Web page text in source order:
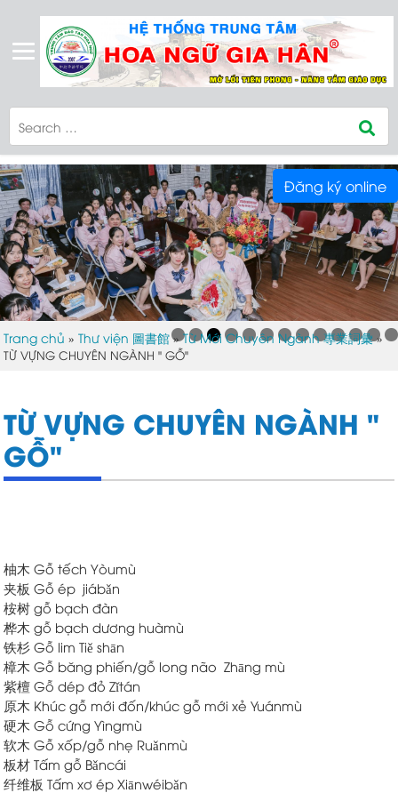
Trang chủ »Thư viện 圖書館»Từ Mới Chuyên Ngành 專業詞彙»
TỪ VỰNG CHUYÊN NGÀNH " GỖ"
TỪ VỰNG CHUYÊN NGÀNH "
GỖ"
柚木 Gỗ tếch Yòumù
夹板 Gỗ ép jiábǎn
桉树 gỗ bạch đàn
桦木 gỗ bạch dương huàmù
铁杉 Gỗ lim Tiě shān
樟木 Gỗ băng phiến/gỗ long não Zhāng mù
紫檀 Gỗ dép đỏ Zǐtán
原木 Khúc gỗ mới đốn/khúc gỗ mới xẻYuánmù
硬木 Gỗ cứngYìngmù
软木 Gỗ xốp/gỗ nhẹ Ruǎnmù
板材 Tấm gỗ Bǎncái
纤维板 Tấm xơ épXiānwéibǎn
Đăng ký online